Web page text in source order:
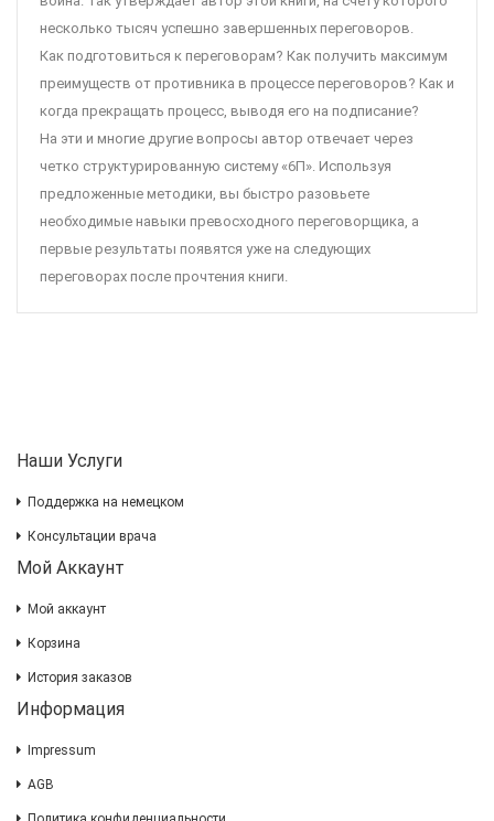
несколько тысяч успешно завершенных переговоров.
Как подготовиться к переговорам? Как получить максимум
преимуществ от противника в процессе переговоров? Как и
когда прекращать процесс, выводя его на подписание?
На эти и многие другие вопросы автор отвечает через
четко структурированную систему «6П». Используя
предложенные методики, вы быстро разовьете
необходимые навыки превосходного переговорщика, а
первые результаты появятся уже на следующих
переговорах после прочтения книги.
Наши Услуги
Поддержка на немецком
Консультации врача
Мой Аккаунт
Мой аккаунт
Корзина
История заказов
Информация
Impressum
AGB